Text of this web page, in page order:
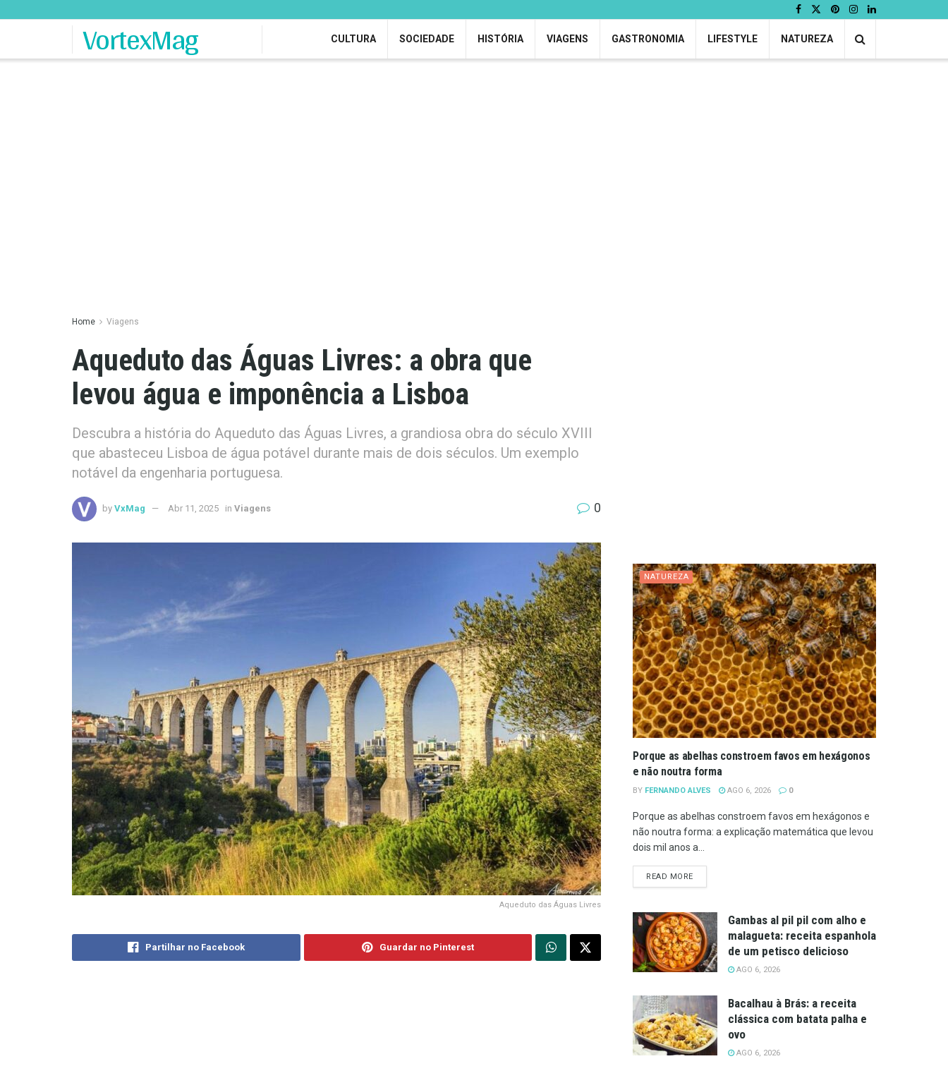
VortexMag CULTURA SOCIEDADE HISTÓRIA VIAGENS GASTRONOMIA LIFESTYLE NATUREZA
Home Viagens
Aqueduto das Águas Livres: a obra que
levou água e imponência a Lisboa
Descubra a história do Aqueduto das Águas Livres, a grandiosa obra do século XVIII
que abasteceu Lisboa de água potável durante mais de dois séculos. Um exemplo
notável da engenharia portuguesa.
by VxMag Abr 11, 2025 in Viagens 0
Aqueduto das Águas Livres
Partilhar no Facebook Guardar no Pinterest
NATUREZA
Porque as abelhas constroem favos em hexágonos
e não noutra forma
BY FERNANDO ALVES AGO 6, 2026 0
Porque as abelhas constroem favos em hexágonos e
não noutra forma: a explicação matemática que levou
dois mil anos a...
READ MOREDETAILS
Gambas al pil pil com alho e
malagueta: receita espanhola
de um petisco delicioso
AGO 6, 2026
Bacalhau à Brás: a receita
clássica com batata palha e
ovo
AGO 6, 2026